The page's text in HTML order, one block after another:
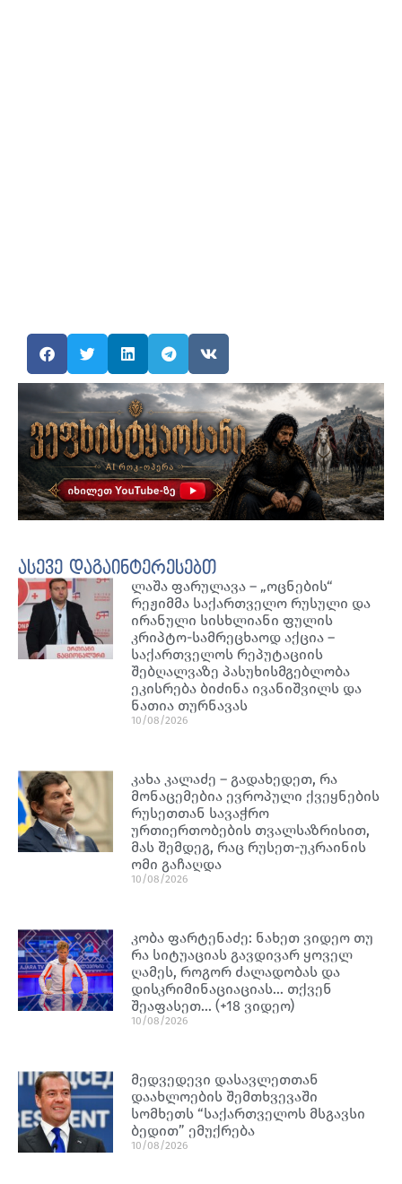
ასევე დაგაინტერესებთ
ლაშა ფარულავა – „ოცნების“
რეჟიმმა საქართველო რუსული და
ირანული სისხლიანი ფულის
კრიპტო-სამრეცხაოდ აქცია –
საქართველოს რეპუტაციის
შებღალვაზე პასუხისმგებლობა
ეკისრება ბიძინა ივანიშვილს და
ნათია თურნავას
10/08/2026
კახა კალაძე – გადახედეთ, რა
მონაცემებია ევროპული ქვეყნების
რუსეთთან სავაჭრო
ურთიერთობების თვალსაზრისით,
მას შემდეგ, რაც რუსეთ-უკრაინის
ომი გაჩაღდა
10/08/2026
კობა ფარტენაძე: ნახეთ ვიდეო თუ
რა სიტუაციას გავდივარ ყოველ
ღამეს, როგორ ძალადობას და
დისკრიმინაციაციას… თქვენ
შეაფასეთ… (+18 ვიდეო)
10/08/2026
მედვედევი დასავლეთთან
დაახლოების შემთხვევაში
სომხეთს “საქართველოს მსგავსი
ბედით” ემუქრება
10/08/2026